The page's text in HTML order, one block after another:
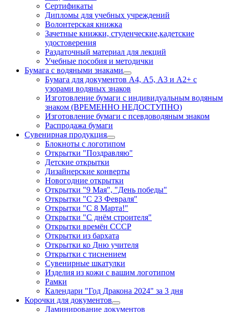
Сертификаты
Дипломы для учебных учреждений
Волонтерская книжка
Зачетные книжки, студенческие,кадетские
удостоверения
Раздаточный материал для лекций
Учебные пособия и методички
Бумага с водяными знаками
Бумага для документов А4, А5, А3 и А2+ с
узорами водяных знаков
Изготовление бумаги с индивидуальным водяным
знаком (ВРЕМЕННО НЕДОСТУПНО)
Изготовление бумаги с псевдоводяным знаком
Распродажа бумаги
Сувенирная продукция
Блокноты с логотипом
Открытки "Поздравляю"
Детские открытки
Дизайнерские конверты
Новогодние открытки
Открытки "9 Мая", "День победы"
Открытки "С 23 Февраля"
Открытки "С 8 Марта!"
Открытки "С днём строителя"
Открытки времён СССР
Открытки из бархата
Открытки ко Дню учителя
Открытки с тиснением
Сувенирные шкатулки
Изделия из кожи с вашим логотипом
Рамки
Календари "Год Дракона 2024" за 3 дня
Корочки для документов
Ламинирование документов